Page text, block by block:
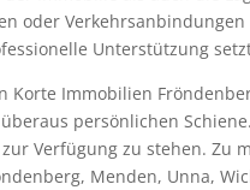
oder
Unterstützung
Korte Immobilien
persönlichen
Verfügung zu stehen. Zu
Menden, Unna,